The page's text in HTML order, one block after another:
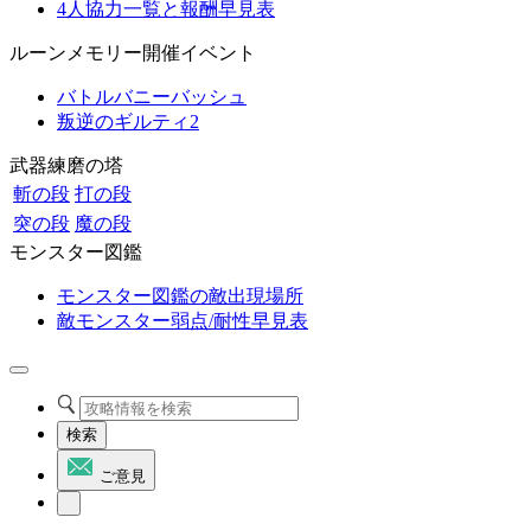
4人協力一覧と報酬早見表
ルーンメモリー開催イベント
バトルバニーバッシュ
叛逆のギルティ2
武器練磨の塔
斬の段 打の段
突の段 魔の段
モンスター図鑑
モンスター図鑑の敵出現場所
敵モンスター弱点/耐性早見表
検索
ご意見